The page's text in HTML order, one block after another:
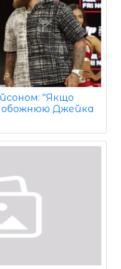
"Якщо
Джейка